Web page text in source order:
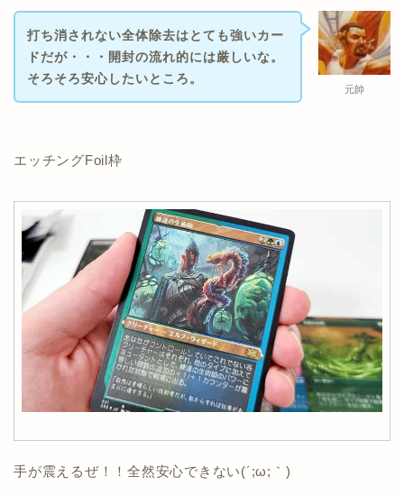
元帥
打ち消されない全体除去はとても強いカー
ドだが・・・開封の流れ的には厳しいな。
そろそろ安心したいところ。
エッチングFoil枠
手が震えるぜ！！全然安心できない(´;ω;｀)